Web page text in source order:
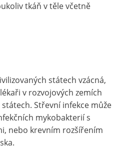
tkáň v těle včetně
státech vzácná,
v rozvojových zemích
Střevní infekce může
mykobakterií s
nebo krevním rozšířením